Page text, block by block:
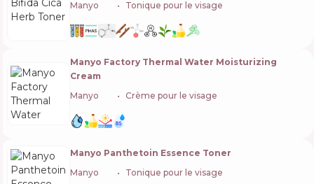
Manyo
Tonique pour le visage
Manyo Factory Thermal Water Moisturizing
Cream
Manyo
Crème pour le visage
Manyo Panthetoin Essence Toner
Manyo
Tonique pour le visage